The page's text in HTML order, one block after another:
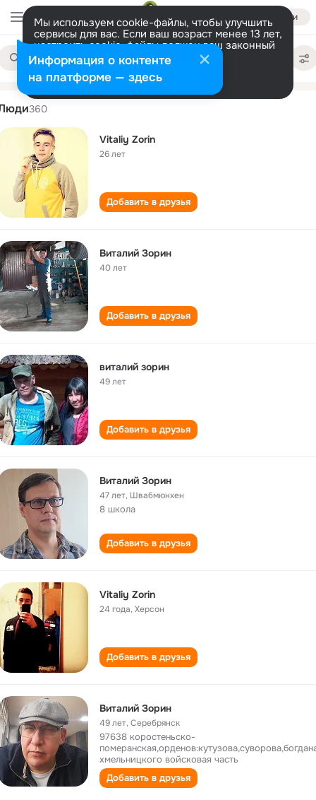
Войти
Мы используем cookie-файлы, чтобы улучшить
сервисы для вас. Если ваш возраст менее 13 лет,
настроить cookie-файлы должен ваш законный
представитель. Больше информации
Разрешить все Настроить
zorin
360
Vitaliy Zorin
26 лет
Добавить в друзья
Виталий Зорин
40 лет
Добавить в друзья
виталий зорин
49 лет
Добавить в друзья
Виталий Зорин
47 лет, Швабмюнхен
8 школа
Добавить в друзья
Vitaliy Zorin
24 года,Херсон
Добавить в друзья
Виталий Зорин
49 лет,Серебрянск
97638 коростеньско-
хмельницкого войсковая часть
Добавить в друзья
Информация о контенте
на платформе — здесь